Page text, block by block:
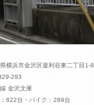
横浜市金沢区釜利谷東二丁目1-8
293
金沢文庫
622台・バイク：289台